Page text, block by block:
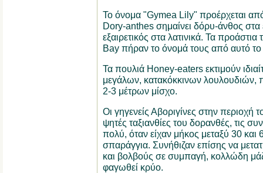
Το όνομα "Gymea Lily" προέρχεται
Dory-anthes σημαίνει δόρυ-άνθος στα
εξαιρετικός στα λατινικά. Τα
Bay πήραν το όνομά τους από αυτό
Τα πουλιά Honey-eaters εκτιμούν
μεγάλων, κατακόκκινων
2-3 μέτρων μίσχο.
Οι γηγενείς Αβοριγίνες στην περιοχή
ψητές ταξιανθίες του δορανθές, τις
πολύ, όταν είχαν μήκος μεταξύ 30
σπαράγγια. Συνήθιζαν επίσης να
και βολβούς σε συμπαγή, κολλώδη
φαγωθεί κρύο.